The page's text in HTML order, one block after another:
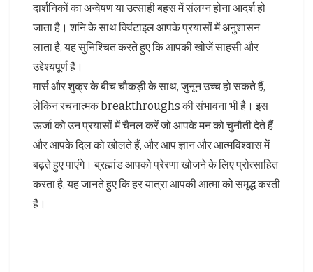
दार्शनिकों का अन्वेषण या उत्साही बहस में संलग्न होना आदर्श हो
जाता है। शनि के साथ क्विंटाइल आपके प्रयासों में अनुशासन
लाता है, यह सुनिश्चित करते हुए कि आपकी खोजें साहसी और
उद्देश्यपूर्ण हैं।
मार्स और शुक्र के बीच चौकड़ी के साथ, जुनून उच्च हो सकते हैं,
लेकिन रचनात्मक breakthroughs की संभावना भी है। इस
ऊर्जा को उन प्रयासों में चैनल करें जो आपके मन को चुनौती देते हैं
और आपके दिल को खोलते हैं, और आप ज्ञान और आत्मविश्वास में
बढ़ते हुए पाएंगे। ब्रह्मांड आपको प्रेरणा खोजने के लिए प्रोत्साहित
करता है, यह जानते हुए कि हर यात्रा आपकी आत्मा को समृद्ध करती
है।